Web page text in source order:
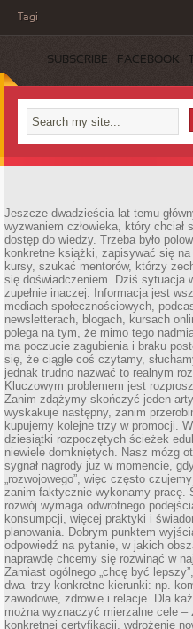
Tagi
SUBSCRIBE FACEBOOK
Jeszcze dwadzieścia lat temu
wyzwaniem człowieka, który chciał
dostęp do wiedzy. Trzeba było
konkretne książki, zapisywać się
kursy, szukać mentorów, którzy
się doświadczeniem. Dziś sytuacja
zupełnie inaczej. Informacja jest
mediach społecznościowych,
newsletterach, blogach, kursach
polega na tym, że mimo tego
ma poczucie zagubienia i braku
się, że ciągle coś czytamy,
jednak trudno nazwać to realnym
Kluczowym problemem jest
Zanim zdążymy skończyć jeden
wyskakuje następny, zanim
kupujemy kolejne trzy w promocji.
dziesiątki rozpoczętych ścieżek
niewiele domkniętych. Nasz mózg
sygnał nagrody już w momencie,
„rozwojowego”, więc często
zanim faktycznie wykonamy pracę.
rozwój wymaga odwrotnego
konsumpcji, więcej praktyki i
planowania. Dobrym punktem
odpowiedź na pytanie, w jakich
naprawdę chcemy się rozwinąć w
Zamiast ogólnego „chcę być
dwa–trzy konkretne kierunki: np.
zawodowe, zdrowie i relacje. Dla
można wyznaczyć mierzalne cele –
konkretnej certyfikacji, wdrożenie